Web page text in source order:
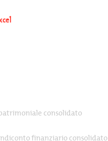
consolidato
finanziario consolidato